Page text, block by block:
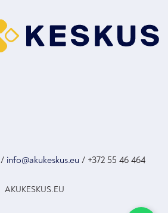
/ info@akukeskus.eu / +372 55 46 464
AKUKESKUS.EU